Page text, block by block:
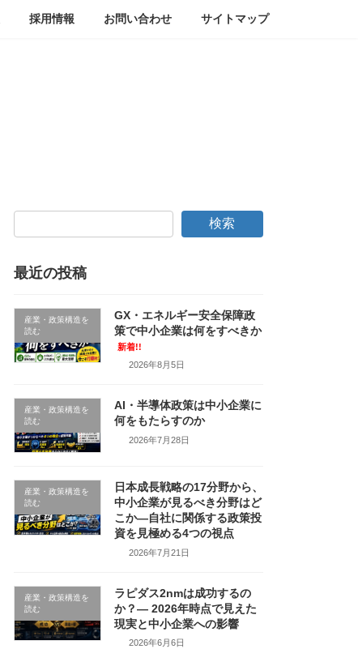
採用情報 お問い合わせ サイトマップ
検索
最近の投稿
産業・政策構造を
読む
GX・エネルギー安全保障政
策で中小企業は何をすべきか
新着!!
2026年8月5日
産業・政策構造を
読む
AI・半導体政策は中小企業に
何をもたらすのか
2026年7月28日
産業・政策構造を
読む
日本成長戦略の17分野から、
中小企業が見るべき分野はど
こか―自社に関係する政策投
資を見極める4つの視点
2026年7月21日
産業・政策構造を
読む
ラピダス2nmは成功するの
か？― 2026年時点で見えた
現実と中小企業への影響
2026年6月6日